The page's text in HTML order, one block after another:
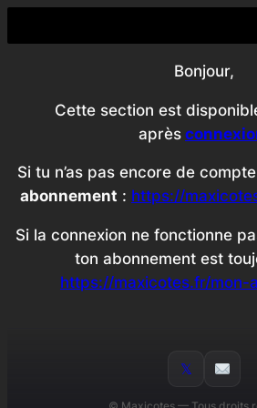
au
Bonjour,
Cette section est
après
Si tu n’as pas encore de
abonnement : https://
Si la connexion ne fonctionne
ton abonnement est
https://maxicotes.fr/mon-
𝕏